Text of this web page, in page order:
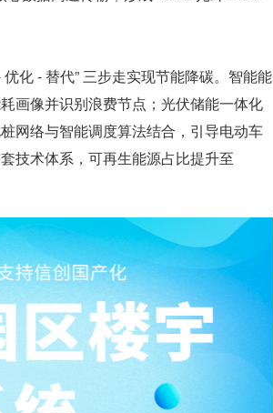
化 - 替代” 三步走实现节能降碳。智能能
画像并识别浪费节点；光伏储能一体化
网络与智能调度算法结合，引导电动车
技术体系，可再生能源占比提升至